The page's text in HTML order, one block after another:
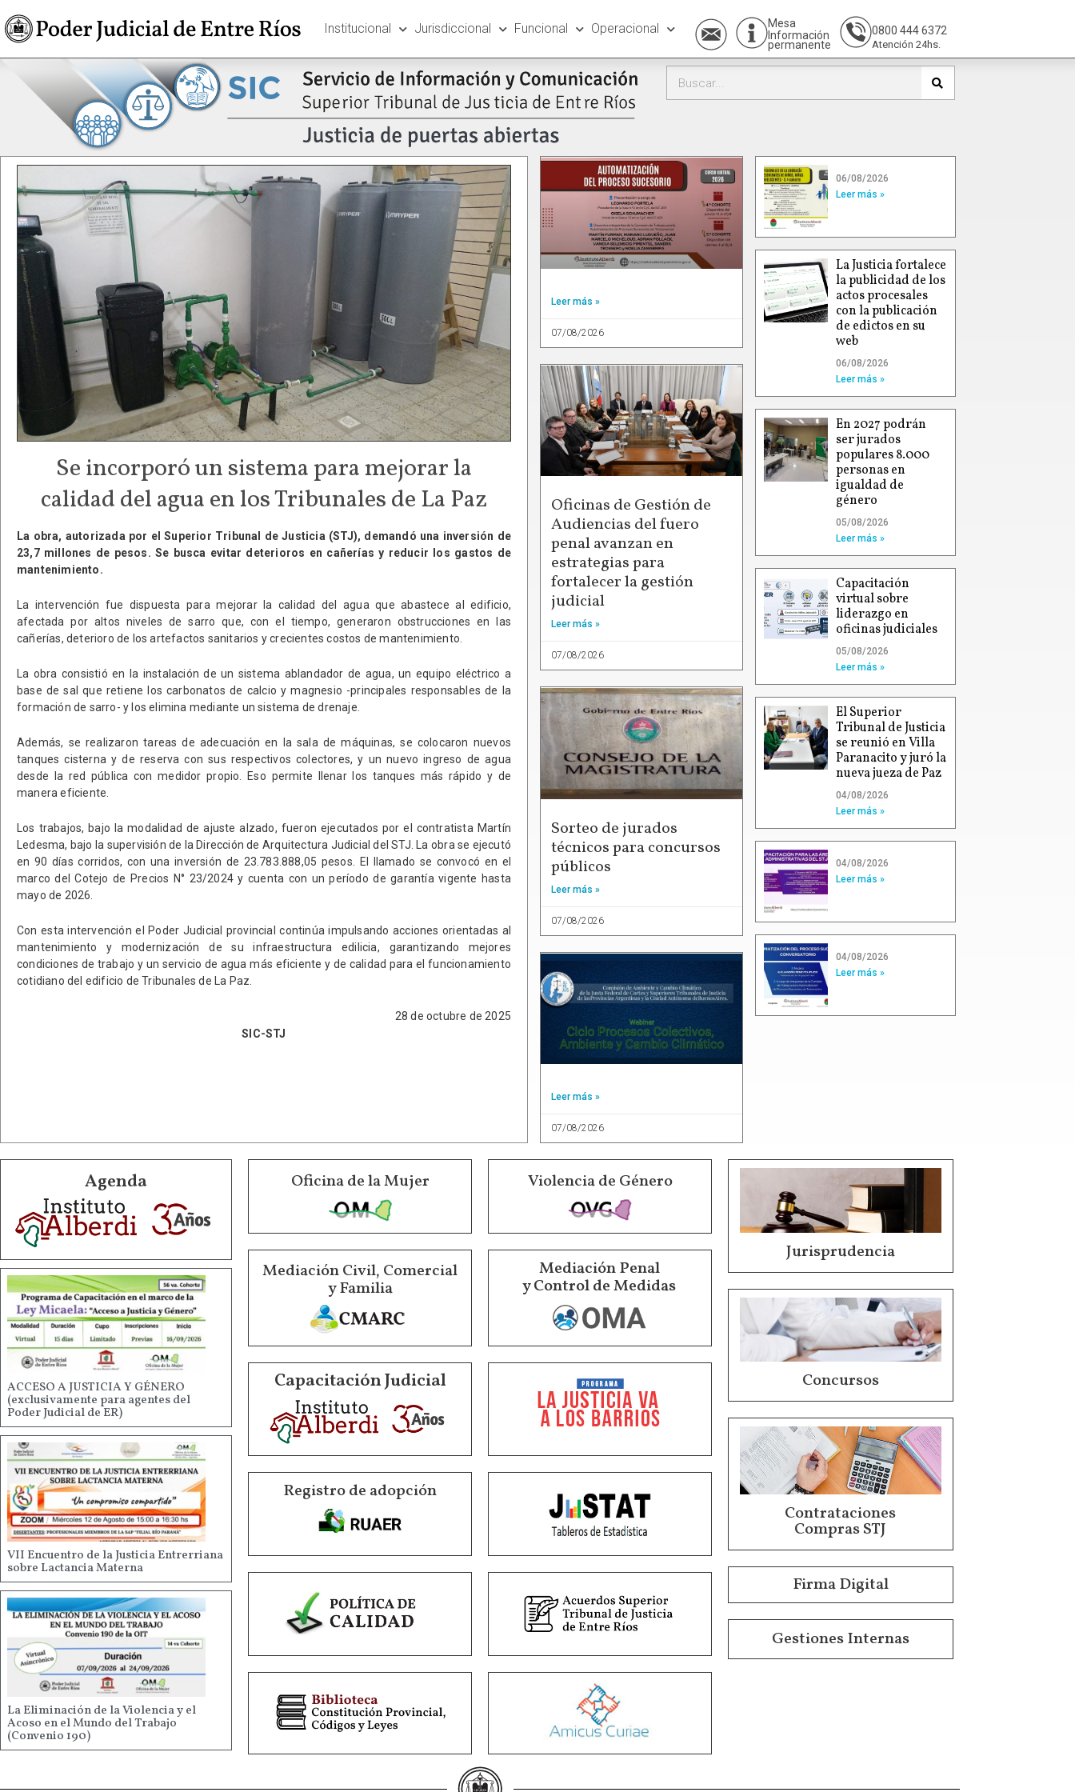
Institucional Jurisdiccional Funcional Operacional
Mesa
Información
permanente
0800 444 6372
Atención 24hs.
Se incorporó un sistema para mejorar la
calidad del agua en los Tribunales de La Paz
La obra, autorizada por el Superior Tribunal de Justicia (STJ), demandó una inversión de
23,7 millones de pesos. Se busca evitar deterioros en cañerías y reducir los gastos de
mantenimiento.
La intervención fue dispuesta para mejorar la calidad del agua que abastece al edificio,
afectada por altos niveles de sarro que, con el tiempo, generaron obstrucciones en las
cañerías, deterioro de los artefactos sanitarios y crecientes costos de mantenimiento.
La obra consistió en la instalación de un sistema ablandador de agua, un equipo eléctrico a
base de sal que retiene los carbonatos de calcio y magnesio -principales responsables de la
formación de sarro- y los elimina mediante un sistema de drenaje.
Además, se realizaron tareas de adecuación en la sala de máquinas, se colocaron nuevos
tanques cisterna y de reserva con sus respectivos colectores, y un nuevo ingreso de agua
desde la red pública con medidor propio. Eso permite llenar los tanques más rápido y de
manera eficiente.
Los trabajos, bajo la modalidad de ajuste alzado, fueron ejecutados por el contratista Martín
Ledesma, bajo la supervisión de la Dirección de Arquitectura Judicial del STJ. La obra se ejecutó
en 90 días corridos, con una inversión de 23.783.888,05 pesos. El llamado se convocó en el
marco del Cotejo de Precios N° 23/2024 y cuenta con un período de garantía vigente hasta
mayo de 2026.
Con esta intervención el Poder Judicial provincial continúa impulsando acciones orientadas al
mantenimiento y modernización de su infraestructura edilicia, garantizando mejores
condiciones de trabajo y un servicio de agua más eficiente y de calidad para el funcionamiento
cotidiano del edificio de Tribunales de La Paz.
28 de octubre de 2025
SIC-STJ
Leer más »
07/08/2026
Oficinas de Gestión de
Audiencias del fuero
penal avanzan en
estrategias para
fortalecer la gestión
judicial
Leer más »
07/08/2026
Sorteo de jurados
técnicos para concursos
públicos
Leer más »
07/08/2026
Leer más »
07/08/2026
06/08/2026
Leer más »
La Justicia fortalece
la publicidad de los
actos procesales
con la publicación
de edictos en su
web
06/08/2026
Leer más »
En 2027 podrán
ser jurados
populares 8.000
personas en
igualdad de
género
05/08/2026
Leer más »
Capacitación
virtual sobre
liderazgo en
oficinas judiciales
05/08/2026
Leer más »
El Superior
Tribunal de Justicia
se reunió en Villa
Paranacito y juró la
nueva jueza de Paz
04/08/2026
Leer más »
04/08/2026
Leer más »
04/08/2026
Leer más »
Agenda
ACCESO A JUSTICIA Y GÉNERO
(exclusivamente para agentes del
Poder Judicial de ER)
VII Encuentro de la Justicia Entrerriana
sobre Lactancia Materna
La Eliminación de la Violencia y el
Acoso en el Mundo del Trabajo
(Convenio 190)
Oficina de la Mujer Violencia de Género
Mediación Civil, Comercial
y Familia
Mediación Penal
y Control de Medidas
Capacitación Judicial
Registro de adopción
Jurisprudencia
Concursos
Contrataciones
Compras STJ
Firma Digital
Gestiones Internas